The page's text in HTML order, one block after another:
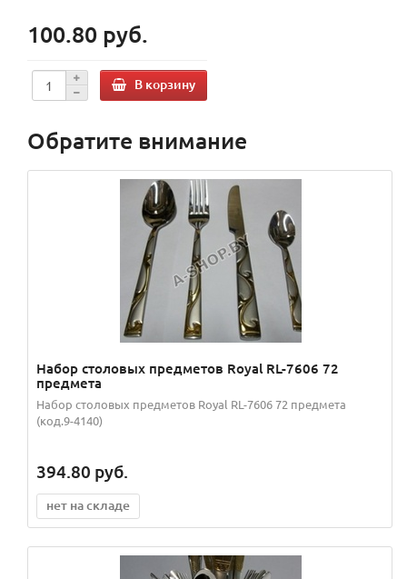
100.80 руб.
В корзину
Обратите внимание
Набор столовых предметов Royal RL-7606 72
предмета
Набор столовых предметов Royal RL-7606 72 предмета
(код.9-4140)
394.80 руб.
нет на складе